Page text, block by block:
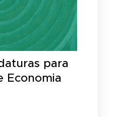
para
Economia